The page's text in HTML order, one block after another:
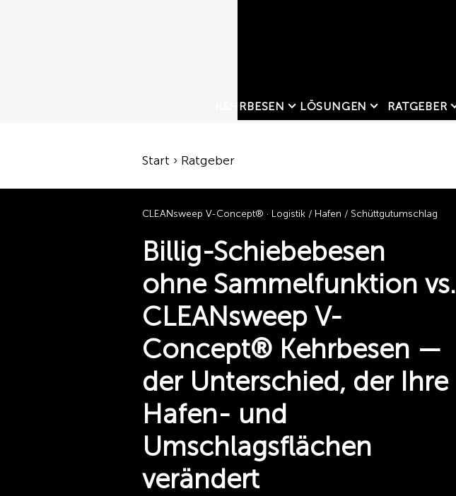
KEHRBESEN LÖSUNGEN RATGEBER
Start › Ratgeber
CLEANsweep V-Concept® · Logistik / Hafen / Schüttgutumschlag
Billig-Schiebebesen
ohne Sammelfunktion vs.
CLEANsweep V-
Concept® Kehrbesen —
der Unterschied, der Ihre
Hafen- und
Umschlagsflächen
verändert